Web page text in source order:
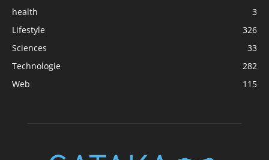
health
3
Lifestyle
326
Sciences
33
Technologie
282
Web
115